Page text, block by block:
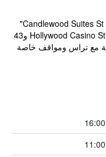
يقع مكان إقامة "Candlewood Suites St Louis St Charles by IHG"
في سانت تشارلز، ضمن 12 كم من Hollywood Casino St. Louis و43
مع تراس ومواقف خاصة
16:00
11:00